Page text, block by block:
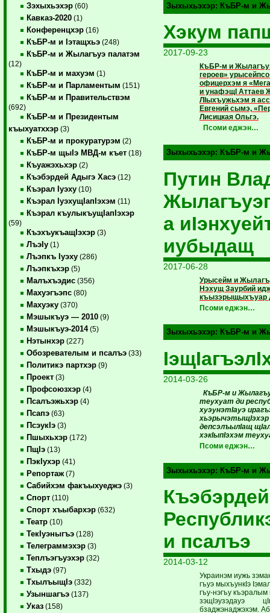
Зэхыхьэхэр (60)
Кавказ-2020 (1)
Конференцхэр (16)
КъБР-м и Iэтащхьэ (248)
КъБР-м и Жылагъуэ палатэм
(12)
КъБР-м и махуэм (1)
КъБР-м и Парламентым (151)
КъБР-м и Правительствэм
(692)
КъБР-м и Президентым
къыхуатххэр (3)
КъБР-м и прокуратурэм (2)
КъБР-м щыIэ МВД-м къет (18)
Къуажэхьхэр (2)
Къэбэрдей Адыгэ Хасэ (12)
Къэрал Iуэху (10)
Къэрал IуэхущIапIэхэм (11)
Къэрал къулыкъущIапIэхэр
(59)
КъэхъукъащIэхэр (3)
ЛъэIу (1)
Лъэпкъ Iуэху (286)
Лъэпкъхэр (5)
Малъхъэдис (356)
Махуэгъэпс (80)
Махуэку (370)
Мэшыкъуэ — 2010 (9)
Мэшыкъуэ-2014(5)
Нэтынхэр (227)
Обозревателым и псалъэ (33)
Политикэ партхэр (9)
Проект (3)
Профсоюзхэр (4)
Псалъэжьхэр (4)
Псапэ (63)
ПсэукIэ (3)
Пшыхьхэр (172)
ПщIэ (13)
ПэкIухэр (41)
Репортаж (7)
Сабийхэм факъыхуеджэ (3)
Спорт (110)
Спорт хъыбархэр (632)
Театр (10)
ТекIуэныгъэ (128)
Телеграммэхэр (3)
Теплъэгъуэхэр (32)
Тхыдэ (97)
ТхылъыщIэ (332)
Узыншагъэ (137)
Указ (158)
Зыхыхьэхэр: КъБР-м и
Хэкум
2017-09-23
КъБР-м и
героев»
офицерхэм я
и унафэщI Аттаев
ЛIыхъужьхэм я
Евгений сымэ,
Лисицкая Ольгэ.
Псоми еджэн…
Зыхыхьэхэр: КъБР-м и
Путин
а
иубыдащ
2017-06-28
Урысейм и
Нэхущ Заурбий
къызэрыщыхъуар
Псоми еджэн…
Зыхыхьэхэр: КъБР-м и
2014-03-26
КъБР-м и
теухуат ди
хуэунэтIауэ
хьэрычэтыщIэхэр
депсэлъылIащ
хэкIыпIэхэм
Псоми еджэн…
Зыхыхьэхэр: КъБР-м и
и псалъэ
2014-03-12
Украинэм иужь
гъуэ мыхъункIэ
гъу­-нэ­гъу
зэщIэузэдауэ
бзаджэнаджэхэм.